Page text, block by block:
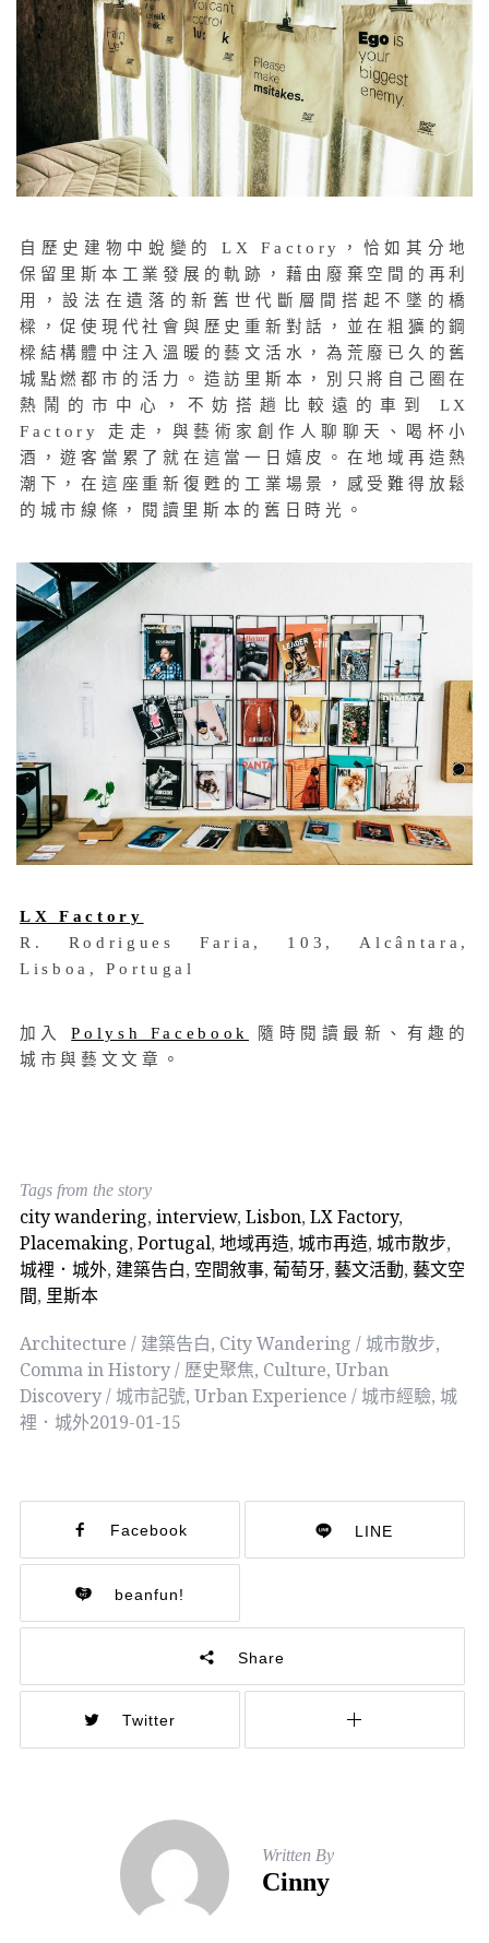
自歷史建物中蛻變的 LX Factory，恰如其分地
保留里斯本工業發展的軌跡，藉由廢棄空間的再利
用，設法在遺落的新舊世代斷層間搭起不墜的橋
樑，促使現代社會與歷史重新對話，並在粗獷的鋼
樑結構體中注入溫暖的藝文活水，為荒廢已久的舊
城點燃都市的活力。造訪里斯本，別只將自己圈在
熱鬧的市中心，不妨搭趟比較遠的車到 LX
Factory 走走，與藝術家創作人聊聊天、喝杯小
酒，遊客當累了就在這當一日嬉皮。在地域再造熱
潮下，在這座重新復甦的工業場景，感受難得放鬆
的城市線條，閱讀里斯本的舊日時光。
LX Factory
R. Rodrigues Faria, 103, Alcântara,
Lisboa, Portugal
加入Polysh Facebook
隨時閱讀最新、有趣的
城市與藝文文章。
Tags from the story
city wandering, interview, Lisbon, LX Factory,
Placemaking, Portugal, 地域再造, 城市再造, 城市散步,
城裡．城外, 建築告白, 空間敘事, 葡萄牙, 藝文活動, 藝文空
間, 里斯本
Architecture / 建築告白, City Wandering / 城市散步,
Comma in History / 歷史聚焦, Culture, Urban
Discovery / 城市記號, Urban Experience / 城市經驗, 城
裡．城外2019-01-15
Facebook LINE
beanfun!
Share
Twitter
Written By
Cinny